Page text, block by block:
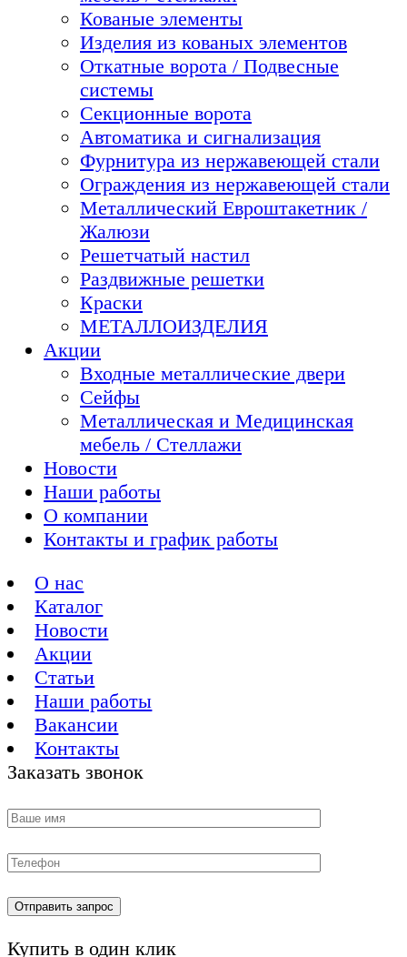
Кованые элементы
Изделия из кованых элементов
Откатные ворота / Подвесные
системы
Секционные ворота
Автоматика и сигнализация
Фурнитура из нержавеющей стали
Ограждения из нержавеющей стали
Металлический Евроштакетник /
Жалюзи
Решетчатый настил
Раздвижные решетки
Краски
МЕТАЛЛОИЗДЕЛИЯ
Акции
Входные металлические двери
Сейфы
Металлическая и Медицинская
мебель / Стеллажи
Новости
Наши работы
О компании
Контакты и график работы
О нас
Каталог
Новости
Акции
Статьи
Наши работы
Вакансии
Контакты
Заказать звонок
Купить в один клик